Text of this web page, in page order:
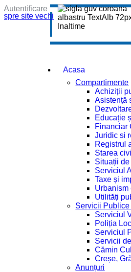
spre site vechi
Autentificare
Acasa
Compartimente
Achiziții
Asistență
Educație
Financiar
Juridic si
Registrul
Starea
Situații
Serviciul
Taxe și
Urbanism
Utilități
Servicii
Serviciul
Poliția
Serviciul
Servicii
Cămin
Creșe,
Anunțuri